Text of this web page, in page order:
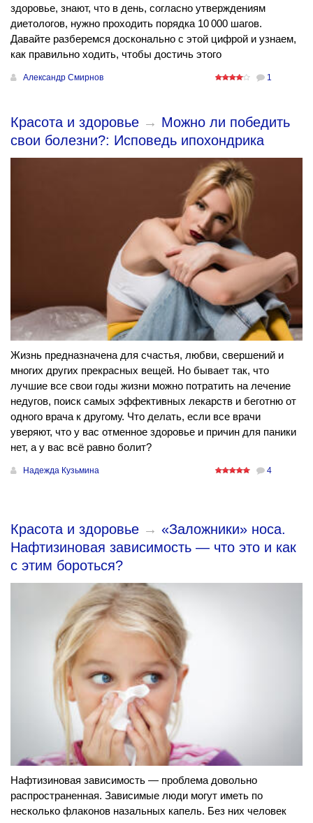
здоровье, знают, что в день, согласно утверждениям
диетологов, нужно проходить порядка 10 000 шагов.
Давайте разберемся досконально с этой цифрой и узнаем,
как правильно ходить, чтобы достичь этого
Александр Смирнов 1
Красота и здоровье → Можно ли победить
свои болезни?: Исповедь ипохондрика
Жизнь предназначена для счастья, любви, свершений и
многих других прекрасных вещей. Но бывает так, что
лучшие все свои годы жизни можно потратить на лечение
недугов, поиск самых эффективных лекарств и беготню от
одного врача к другому. Что делать, если все врачи
уверяют, что у вас отменное здоровье и причин для паники
нет, а у вас всё равно болит?
Надежда Кузьмина 4
Красота и здоровье → «Заложники» носа.
Нафтизиновая зависимость — что это и как
с этим бороться?
Нафтизиновая зависимость — проблема довольно
распространенная. Зависимые люди могут иметь по
несколько флаконов назальных капель. Без них человек